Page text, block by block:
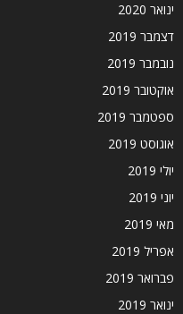
ינואר 2020
דצמבר 2019
נובמבר 2019
אוקטובר 2019
ספטמבר 2019
אוגוסט 2019
יולי 2019
יוני 2019
מאי 2019
אפריל 2019
פברואר 2019
ינואר 2019